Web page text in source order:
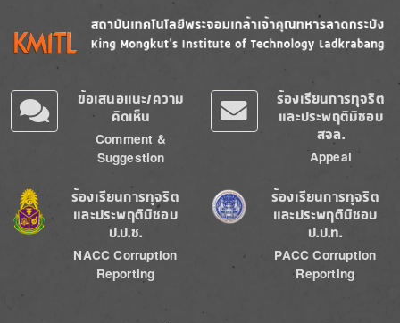
Image
ข้อเสนอแนะ/ความ
คิดเห็น
Comment &
Suggestion
ร้องเรียนการทุจริต
และประพฤติมิชอบ
สจล.
Appeal
Image
ร้องเรียนการทุจริต
และประพฤติมิชอบ
ป.ป.ช.
NACC Corruption
Reporting
Image
ร้องเรียนการทุจริต
และประพฤติมิชอบ
ป.ป.ท.
PACC Corruption
Reporting